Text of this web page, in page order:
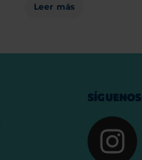
Leer más
SÍGUENOS